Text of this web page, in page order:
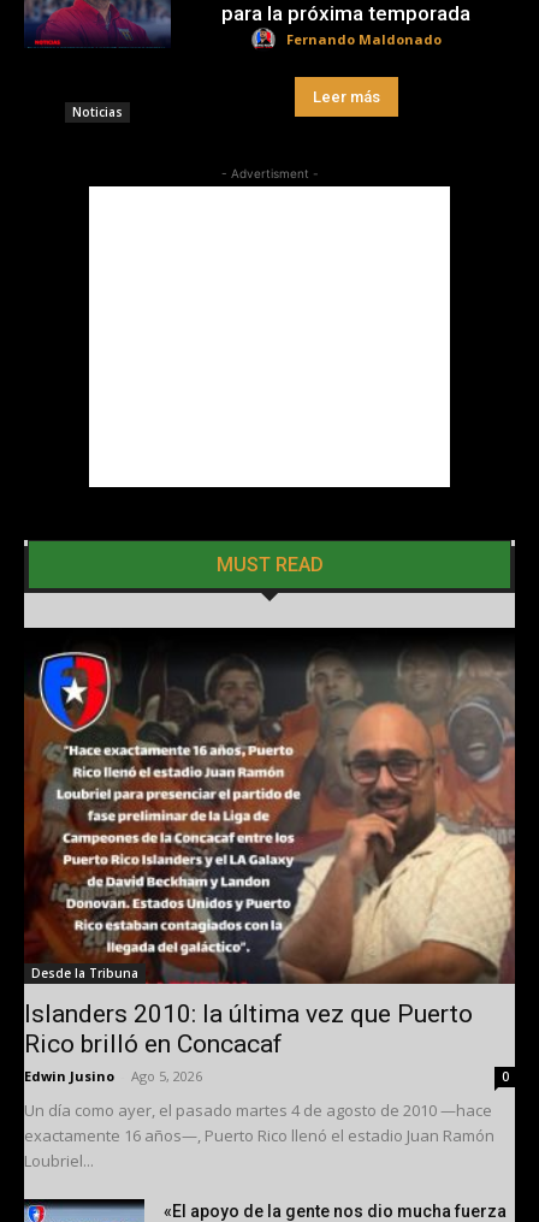
Noticias
para la próxima temporada
Fernando Maldonado
Leer más
- Advertisment -
MUST READ
Desde la Tribuna
Islanders 2010: la última vez que Puerto
Rico brilló en Concacaf
Edwin Jusino Ago 5, 2026 0
Un día como ayer, el pasado martes 4 de agosto de 2010 —hace
exactamente 16 años—, Puerto Rico llenó el estadio Juan Ramón
Loubriel...
«El apoyo de la gente nos dio mucha fuerza